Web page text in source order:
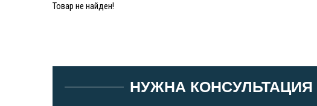
Товар не найден!
НУЖНА